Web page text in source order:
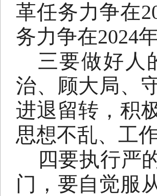
革任务力争在
务力争在2024
三要做好人
治、顾大局、
进退留转，积
思想不乱、工
四要执行严
门，要自觉服